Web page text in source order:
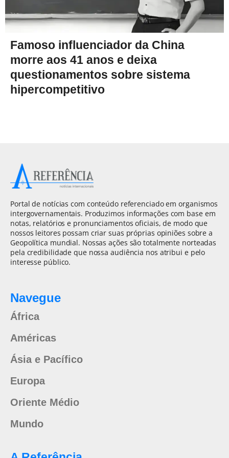
Famoso influenciador da China
morre aos 41 anos e deixa
questionamentos sobre sistema
hipercompetitivo
Portal de notícias com conteúdo referenciado em organismos
intergovernamentais. Produzimos informações com base em
notas, relatórios e pronunciamentos oficiais, de modo que
nossos leitores possam criar suas próprias opiniões sobre a
Geopolítica mundial. Nossas ações são totalmente norteadas
pela credibilidade que nossa audiência nos atribui e pelo
interesse público.
Navegue
África
Américas
Ásia e Pacífico
Europa
Oriente Médio
Mundo